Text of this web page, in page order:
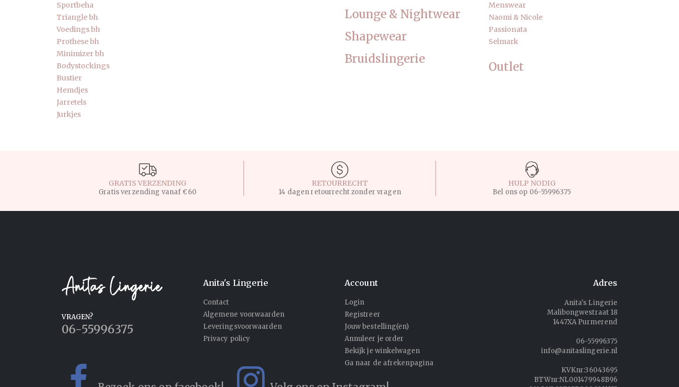
Sportbeha
Triangle bh
Voedings bh
Prothese bh
Minimizer bh
Bodystockings
Bustier
Hemdjes
Jarretels
Jurkjes
Lounge & Nightwear
Shapewear
Bruidslingerie
Menswear
Naomi & Nicole
Passionata
Selmark
Outlet
GRATIS VERZENDING
Gratis verzending vanaf €60
RETOURRECHT
14 dagen retourrecht zonder vragen
HULP NODIG
Bel ons op 06-55996375
VRAGEN?
06-55996375
Anita's Lingerie
Contact
Algemene voorwaarden
Leveringsvoorwaarden
Privacy policy
Account
Login
Registreer
Jouw bestelling(en)
Annuleer je order
Bekijk je winkelwagen
Ga naar de afrekenpagina
Adres
Anita's Lingerie
Malibongwestraat 18
1447XA Purmerend
06-55996375
info@anitaslingerie.nl
KVKnr:36043695
BTWnr:NL001479948B96